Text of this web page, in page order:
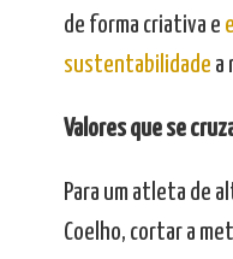
de forma criativa e
sustentabilidade a
Valores que se
Para um atleta de
Coelho, cortar a